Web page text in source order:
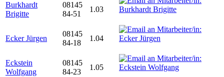
Burkhardt
Brigitte
08145
84-51
1.03
Ecker Jürgen
08145
84-18
1.04
Eckstein
Wolfgang
08145
84-23
1.05